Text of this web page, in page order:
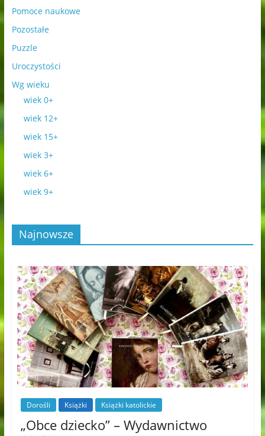
Pomoce naukowe
Pozostałe
Puzzle
Uroczystości
Wg wieku
wiek 0+
wiek 12+
wiek 15+
wiek 3+
wiek 6+
wiek 9+
Najnowsze
Dorośli Książki Książki katolickie
„Obce dziecko” – Wydawnictwo